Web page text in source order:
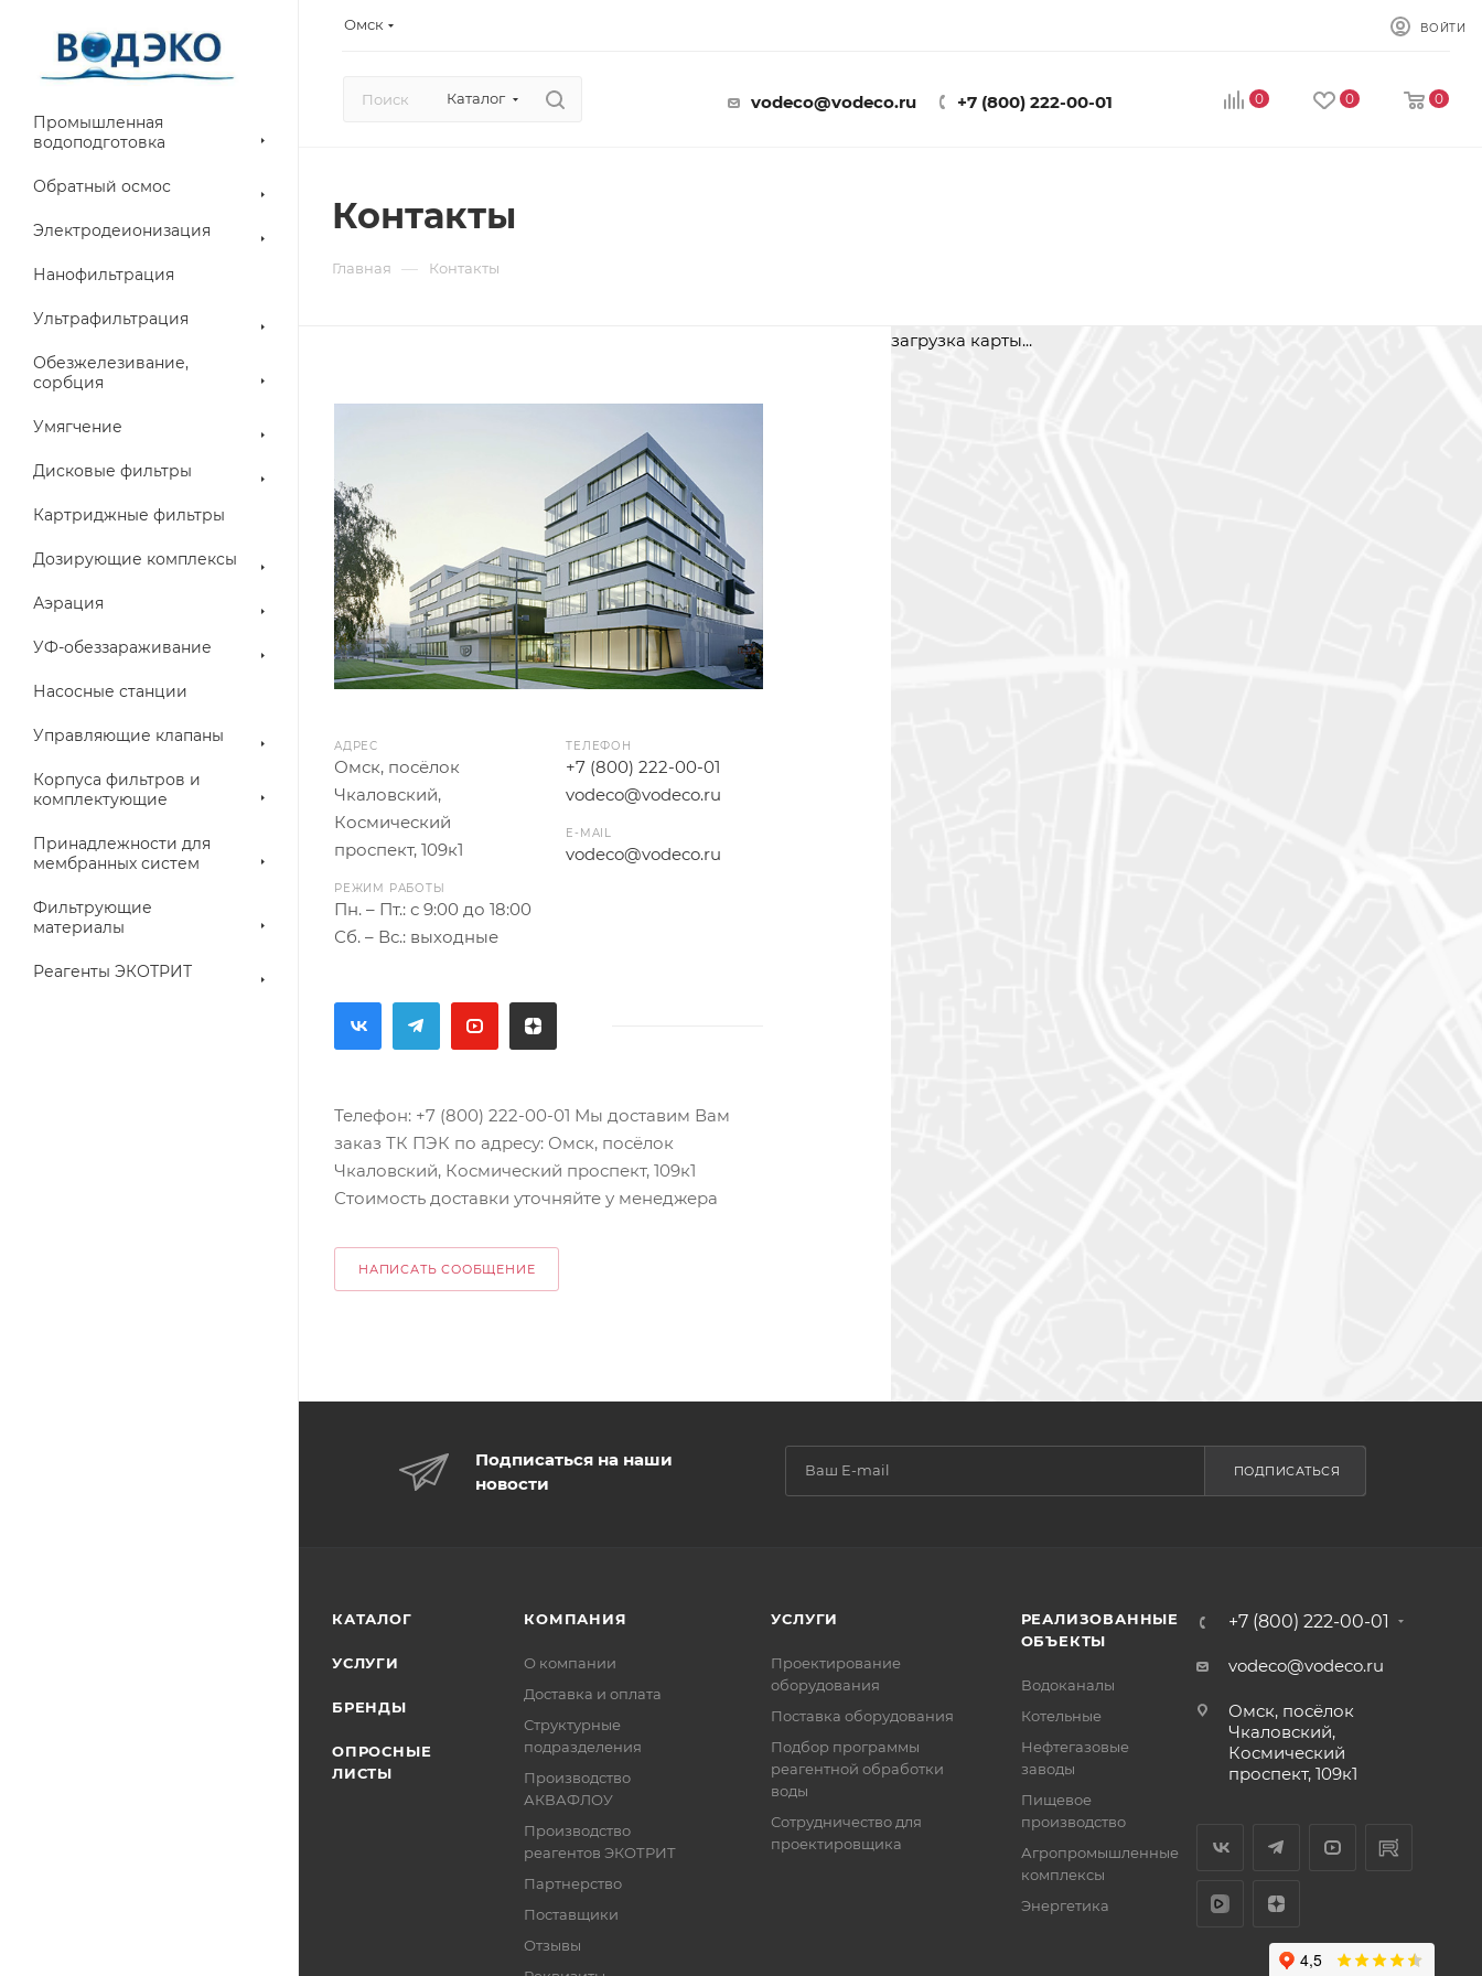
Омск ВОЙТИ
Каталог vodeco@vodeco.ru +7 (800) 222-00-01 0 0 0
Промышленная
водоподготовка
Обратный осмос
Электродеионизация
Нанофильтрация
Ультрафильтрация
Обезжелезивание,
сорбция
Умягчение
Дисковые фильтры
Картриджные фильтры
Дозирующие комплексы
Аэрация
УФ-обеззараживание
Насосные станции
Управляющие клапаны
Корпуса фильтров и
комплектующие
Принадлежности для
мембранных систем
Фильтрующие
материалы
Реагенты ЭКОТРИТ
Контакты
Главная — Контакты
АДРЕС
Омск, посёлок
Чкаловский,
Космический
проспект, 109к1
РЕЖИМ РАБОТЫ
Пн. – Пт.: с 9:00 до 18:00
Сб. – Вс.: выходные
ТЕЛЕФОН
+7 (800) 222-00-01
vodeco@vodeco.ru
E-MAIL
vodeco@vodeco.ru
Телефон: +7 (800) 222-00-01 Мы доставим Вам
заказ ТК ПЭК по адресу: Омск, посёлок
Чкаловский, Космический проспект, 109к1
Стоимость доставки уточняйте у менеджера
НАПИСАТЬ СООБЩЕНИЕ
загрузка карты...
Подписаться на наши
новости
ПОДПИСАТЬСЯ
КАТАЛОГ
УСЛУГИ
БРЕНДЫ
ОПРОСНЫЕ
ЛИСТЫ
КОМПАНИЯ
О компании
Доставка и оплата
Структурные
подразделения
Производство
АКВАФЛОУ
Производство
реагентов ЭКОТРИТ
Партнерство
Поставщики
Отзывы
УСЛУГИ
Проектирование
оборудования
Поставка оборудования
Подбор программы
реагентной обработки
воды
Сотрудничество для
проектировщика
РЕАЛИЗОВАННЫЕ
ОБЪЕКТЫ
Водоканалы
Котельные
Нефтегазовые
заводы
Пищевое
производство
Агропромышленные
комплексы
Энергетика
+7 (800) 222-00-01
vodeco@vodeco.ru
Омск, посёлок
Чкаловский,
Космический
проспект, 109к1